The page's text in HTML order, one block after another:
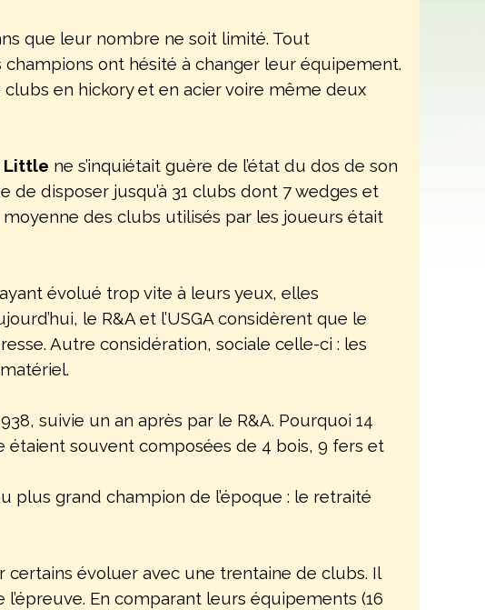
que leur nombre ne soit limité. Tout
ont hésité à changer leur équipement.
en hickory et en acier voire même deux
Little ne s’inquiétait guère de l’état du dos de son
de disposer jusqu’à 31 clubs dont 7 wedges et
des clubs utilisés par les joueurs était
évolué trop vite à leurs yeux, elles
le R&A et l’USGA considèrent que le
Autre considération, sociale celle-ci : les
suivie un an après par le R&A. Pourquoi 14
étaient souvent composées de 4 bois, 9 fers et
plus grand champion de l’époque : le retraité
certains évoluer avec une trentaine de clubs. Il
En comparant leurs équipements (16